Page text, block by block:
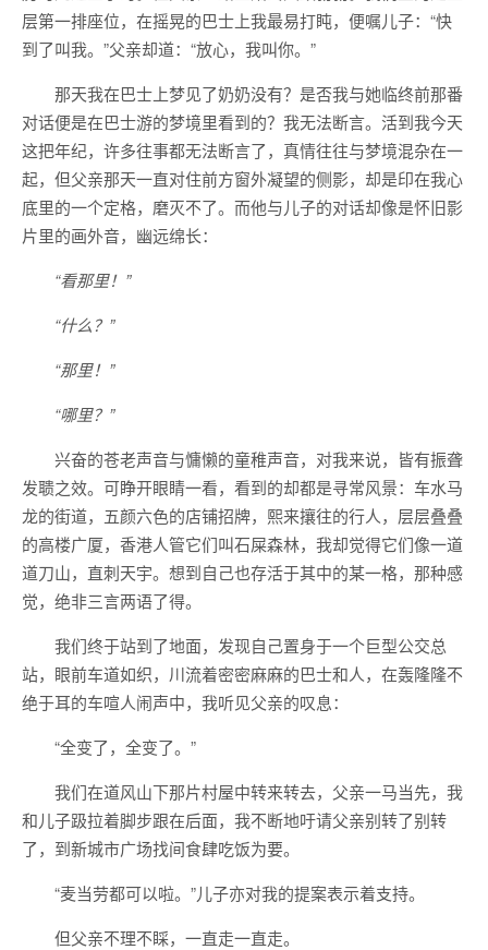
层第一排座位，在摇晃的巴士上我最易打盹，便嘱儿子：“快
到了叫我。”父亲却道：“放心，我叫你。”
那天我在巴士上梦见了奶奶没有？是否我与她临终前那番
对话便是在巴士游的梦境里看到的？我无法断言。活到我今天
这把年纪，许多往事都无法断言了，真情往往与梦境混杂在一
起，但父亲那天一直对住前方窗外凝望的侧影，却是印在我心
底里的一个定格，磨灭不了。而他与儿子的对话却像是怀旧影
片里的画外音，幽远绵长：
“看那里！”
“什么？”
“那里！”
“哪里？”
兴奋的苍老声音与慵懒的童稚声音，对我来说，皆有振聋
发聩之效。可睁开眼睛一看，看到的却都是寻常风景：车水马
龙的街道，五颜六色的店铺招牌，熙来攘往的行人，层层叠叠
的高楼广厦，香港人管它们叫石屎森林，我却觉得它们像一道
道刀山，直刺天宇。想到自己也存活于其中的某一格，那种感
觉，绝非三言两语了得。
我们终于站到了地面，发现自己置身于一个巨型公交总
站，眼前车道如织，川流着密密麻麻的巴士和人，在轰隆隆不
绝于耳的车喧人闹声中，我听见父亲的叹息：
“全变了，全变了。”
我们在道风山下那片村屋中转来转去，父亲一马当先，我
和儿子趿拉着脚步跟在后面，我不断地吁请父亲别转了别转
了，到新城市广场找间食肆吃饭为要。
“麦当劳都可以啦。”儿子亦对我的提案表示着支持。
但父亲不理不睬，一直走一直走。